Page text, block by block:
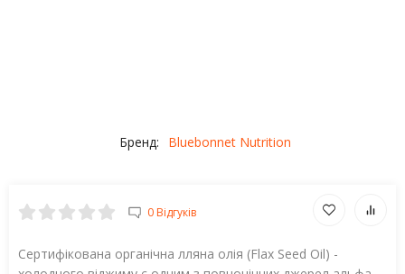
Бренд: Bluebonnet Nutrition
0 Відгуків
Cертифікована органічна лляна олія (Flax Seed Oil) -